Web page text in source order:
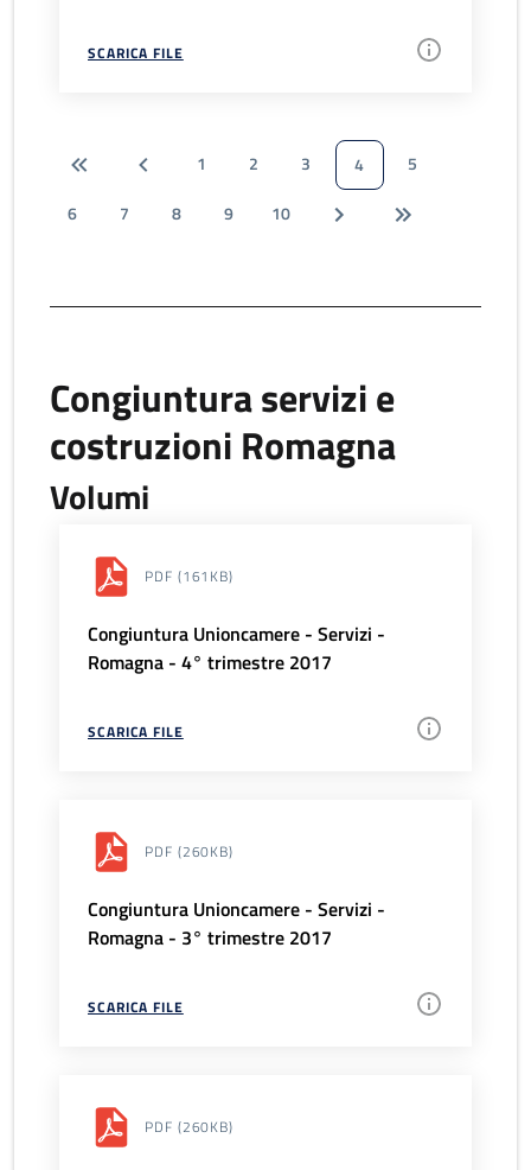
SCARICA FILE
1 2 3 4
5
6
7 8 9 10
Congiuntura servizi e
costruzioni Romagna
Volumi
PDF (161KB)
Congiuntura Unioncamere - Servizi -
Romagna - 4° trimestre 2017
SCARICA FILE
PDF (260KB)
Congiuntura Unioncamere - Servizi -
Romagna - 3° trimestre 2017
SCARICA FILE
PDF (260KB)